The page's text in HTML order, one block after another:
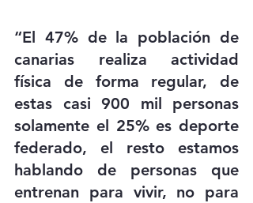
“El 47% de la población de
canarias realiza actividad
física de forma regular, de
estas casi 900 mil personas
solamente el 25% es deporte
federado, el resto estamos
hablando de personas que
entrenan para vivir, no para